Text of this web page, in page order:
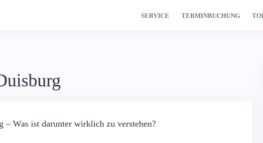
SERVICE TERMINBUCHUNG
– Was ist darunter wirklich zu verstehen?